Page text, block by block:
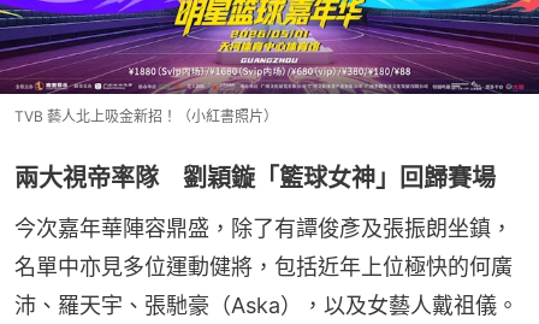
TVB 藝人北上吸金新招！（小紅書照片）
兩大視帝率隊 劉穎鏇「籃球女神」回歸賽場
今次嘉年華陣容鼎盛，除了有譚俊彥及張振朗坐鎮，
名單中亦見多位運動健將，包括近年上位極快的何廣
沛、羅天宇、張馳豪（Aska），以及女藝人戴祖儀。